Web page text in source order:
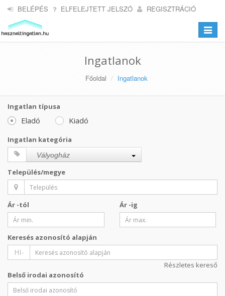
BELÉPÉS ELFELEJTETT JELSZÓ REGISZTRÁCIÓ
Toggle
Ingatlanok
Főoldal Ingatlanok
Ingatlan típusa
Eladó Kiadó
Ingatlan kategória
Vályogház
Település/megye
Ár -tól Ár -ig
Keresés azonosító alapján
HI-
Részletes kereső
Belső irodai azonosító